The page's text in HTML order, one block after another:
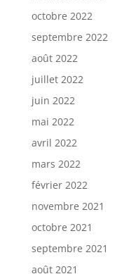
octobre 2022
septembre 2022
août 2022
juillet 2022
juin 2022
mai 2022
avril 2022
mars 2022
février 2022
novembre 2021
octobre 2021
septembre 2021
août 2021